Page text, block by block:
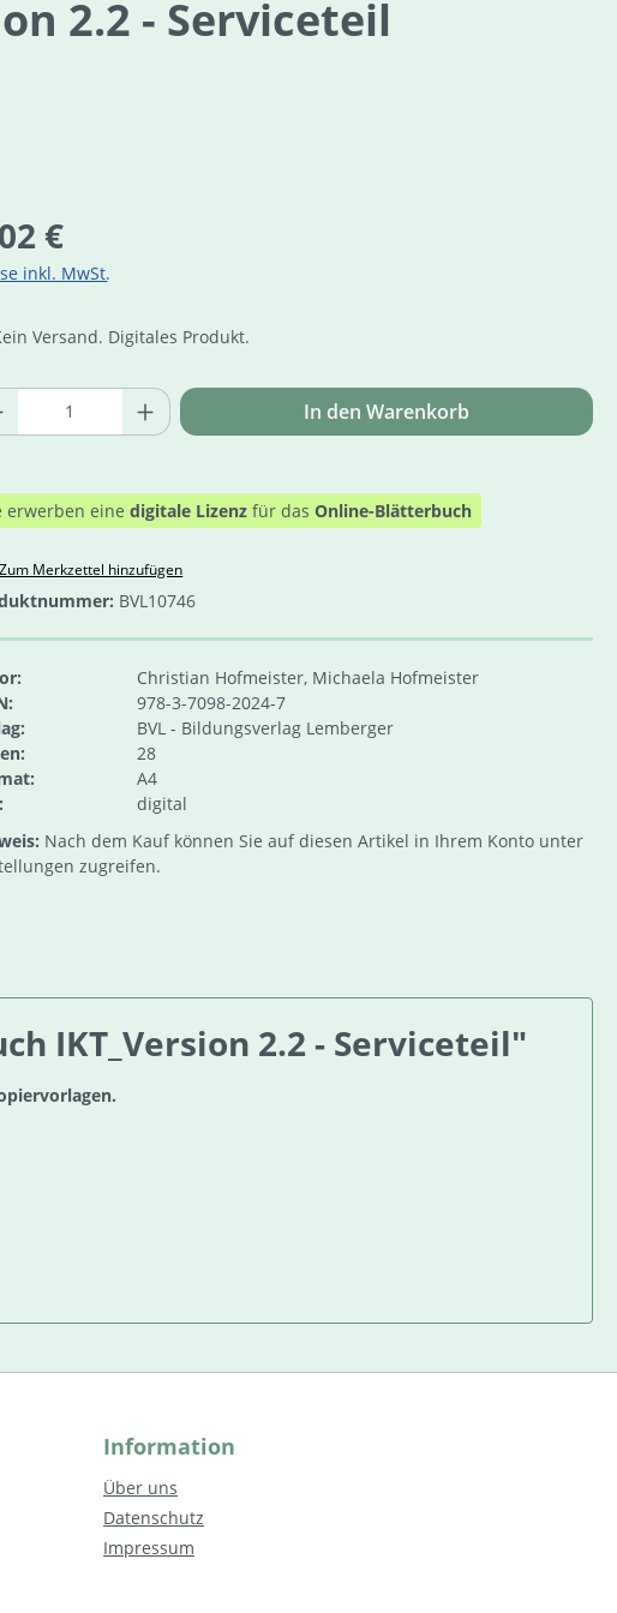
2.2 - Serviceteil
Preis:
€
inkl. MwSt.
Versand. Digitales Produkt.
Anzahl: Gib den gewünschten Wert
In den Warenkorb
erwerben eine digitale Lizenz für das Online-Blätterbuch
Zum Merkzettel hinzufügen
BVL10746
Christian Hofmeister, Michaela Hofmeister
978-3-7098-2024-7
BVL - Bildungsverlag Lemberger
28
A4
digital
Nach dem Kauf können Sie auf diesen Artikel in Ihrem Konto unter
zugreifen.
IKT_Version 2.2 - Serviceteil"
Information
Über uns
Datenschutz
Impressum